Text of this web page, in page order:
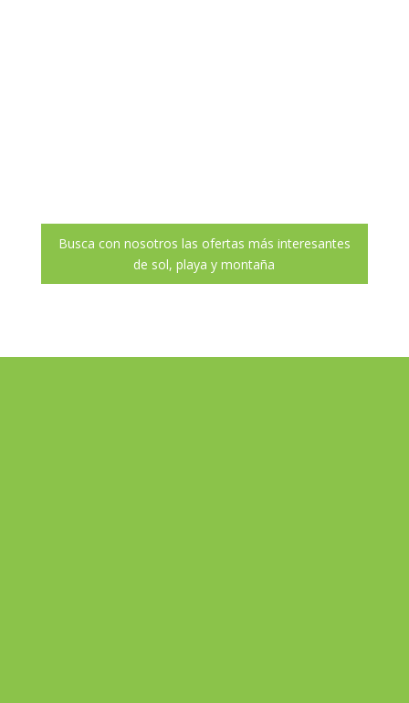
Busca con nosotros las ofertas más interesantes
de sol, playa y montaña